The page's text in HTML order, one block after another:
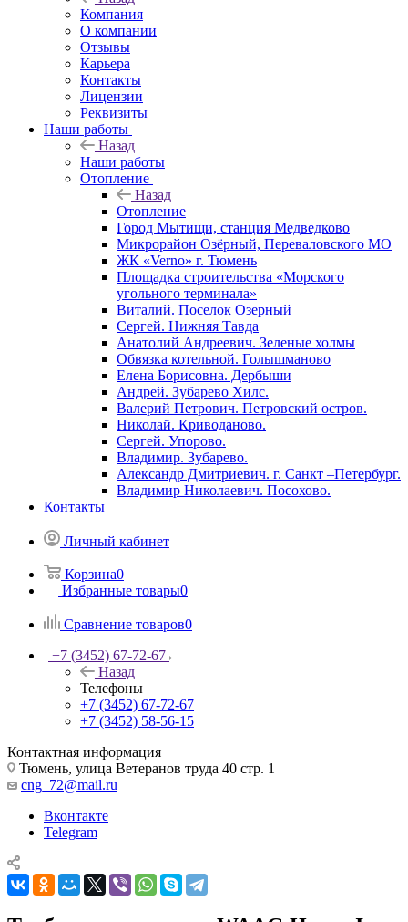
Компания
О компании
Отзывы
Карьера
Контакты
Лицензии
Реквизиты
Наши работы
Назад
Наши работы
Отопление
Назад
Отопление
Город Мытищи, станция Медведково
Микрорайон Озёрный, Переваловского МО
ЖК «Verno» г. Тюмень
Площадка строительства «Морского
угольного терминала»
Виталий. Поселок Озерный
Сергей. Нижняя Тавда
Анатолий Андреевич. Зеленые холмы
Обвязка котельной. Голышманово
Елена Борисовна. Дербыши
Андрей. Зубарево Хилс.
Валерий Петрович. Петровский остров.
Николай. Криводаново.
Сергей. Упорово.
Владимир. Зубарево.
Александр Дмитриевич. г. Санкт –Петербург.
Владимир Николаевич. Посохово.
Контакты
Личный кабинет
Корзина0
Избранные товары0
Сравнение товаров0
+7 (3452) 67-72-67
Назад
Телефоны
+7 (3452) 67-72-67
+7 (3452) 58-56-15
Контактная информация
Тюмень, улица Ветеранов труда 40 стр. 1
cng_72@mail.ru
Вконтакте
Telegram